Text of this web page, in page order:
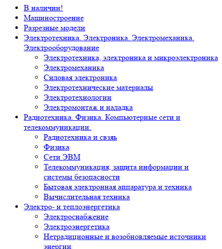
В наличии!
Машиностроение
Разрезные модели
Электротехника. Электроника. Электромеханика.
Электрооборудование
Электротехника, электроника и микроэлектроника
Электромеханика
Силовая электроника
Электротехнические материалы
Электротехнологии
Электромонтаж и наладка
Радиотехника. Физика. Компьютерные сети и
телекоммуникации.
Радиотехника и свзяь
Физика
Сети ЭВМ
Телекоммуникация, защита информации и
системы безопасности
Бытовая электронная аппаратура и техника
Вычислительная техника
Электро- и теплоэнергетика
Электроснабжение
Электроэнергетика
Нетрадиционные и возобновляемые источники
энергии